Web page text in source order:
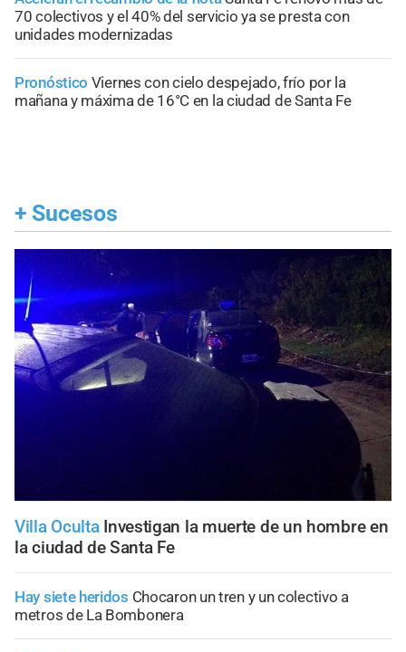
70 colectivos y el 40% del servicio ya se presta con
unidades modernizadas
Pronóstico Viernes con cielo despejado, frío por la
mañana y máxima de 16°C en la ciudad de Santa Fe
+ Sucesos
Villa Oculta Investigan la muerte de un hombre en
la ciudad de Santa Fe
Hay siete heridos Chocaron un tren y un colectivo a
metros de La Bombonera